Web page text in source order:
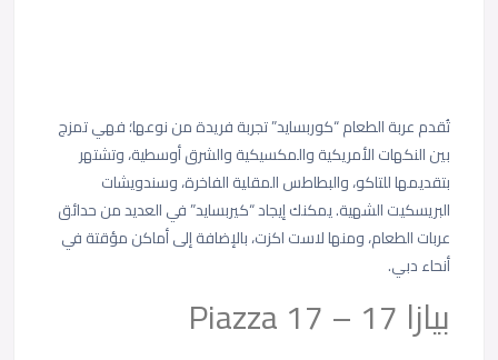
تُقدم عربة الطعام “كوربسايد” تجربة فريدة من نوعها؛ فهي تمزج
بين النكهات الأمريكية والمكسيكية والشرق أوسطية، وتشتهر
بتقديمها للتاكو، والبطاطس المقلية الفاخرة، وسندويشات
البريسكيت الشهية. يمكنك إيجاد “كيربسايد” في العديد من حدائق
عربات الطعام، ومنها لاست اكزت، بالإضافة إلى أماكن مؤقتة في
أنحاء دبي.
بيازا 17 – Piazza 17